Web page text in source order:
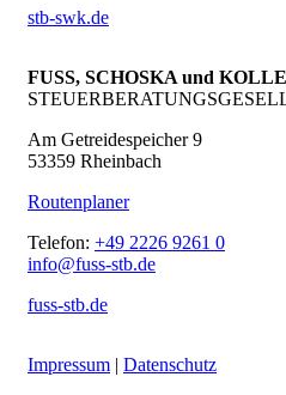
stb-swk.de
FUSS, SCHOSKA und
Am Getreidespeicher 9
53359 Rheinbach
Routenplaner
Telefon: +49 2226 9261 0
info@fuss-stb.de
fuss-stb.de
Impressum | Datenschutz